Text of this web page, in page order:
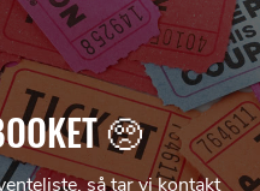
🥺
så tar vi kontakt